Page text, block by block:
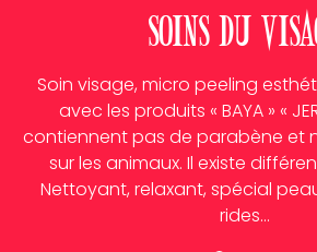
Soins du
Soin visage, micro peeling
avec les produits « BAYA » «
contiennent pas de parabène et
sur les animaux. Il existe
Nettoyant, relaxant, spécial
rides…